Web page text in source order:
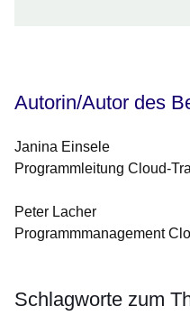
Autorin/Autor des
Janina Einsele
Programmleitung Cloud-
Peter Lacher
Programmmanagement
Schlagworte zum